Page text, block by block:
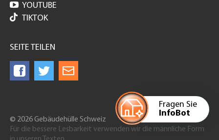
Fragen Sie
InfoBot
 YOUTUBE
TIKTOK
SEITE TEILEN
© 2026 Gebäudehülle Schweiz
Für die bessere Lesbarkeit verwenden wir die männliche Form